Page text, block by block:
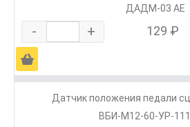
ДАДМ-03 АЕ
- + 129 ₽
Ä
Датчик положения педали
ВБИ-М12-60-УР-